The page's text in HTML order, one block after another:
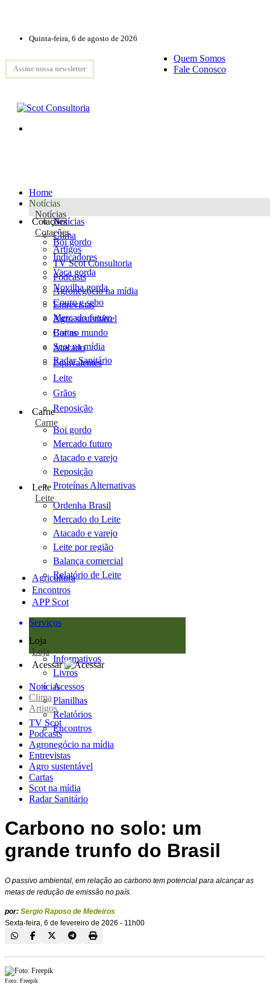
Quinta-feira, 6 de agosto de 2026
Assine nossa newsletter
Quem Somos
Fale Conosco
Home
Notícias
Notícias
Notícias
Clima
Artigos
TV Scot Consultoria
Podcasts
Agronegócio na mídia
Entrevistas
Agro sustentável
Cartas
Scot na mídia
Radar Sanitário
Cotações
Cotações
Boi gordo
Indicadores
Vaca gorda
Novilha gorda
Couro e sebo
Mercado futuro
Boi no mundo
Atacado
Equivalentes
Leite
Grãos
Reposição
Carne
Carne
Boi gordo
Mercado futuro
Atacado e varejo
Reposição
Proteínas Alternativas
Leite
Leite
Ordenha Brasil
Mercado do Leite
Atacado e varejo
Leite por região
Balança comercial
Relatório de Leite
Agricultura
Encontros
APP Scot
Serviços
Loja
Loja
Informativos
Livros
Acessos
Planilhas
Relatórios
Encontros
Acessar
Notícias
Clima
Artigos
TV Scot
Podcasts
Agronegócio na mídia
Entrevistas
Agro sustentável
Cartas
Scot na mídia
Radar Sanitário
Carbono no solo: um
grande trunfo do Brasil
O passivo ambiental, em relação ao carbono tem potencial para alcançar as
metas de redução de emissão no país.
por: Sergio Raposo de Medeiros
Sexta-feira, 6 de fevereiro de 2026 - 11h00
Foto: Freepik